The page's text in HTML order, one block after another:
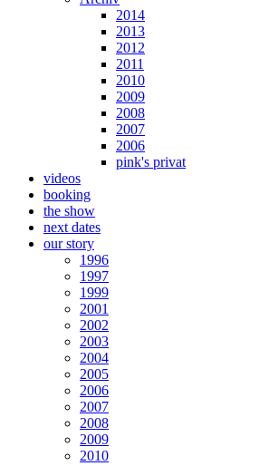
2014
2013
2012
2011
2010
2009
2008
2007
2006
pink's privat
videos
booking
the show
next dates
our story
1996
1997
1999
2001
2002
2003
2004
2005
2006
2007
2008
2009
2010